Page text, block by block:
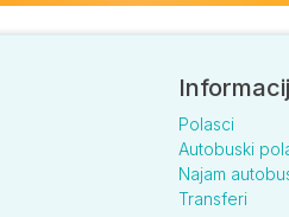
Polasci
Autobuski
Najam
Transferi